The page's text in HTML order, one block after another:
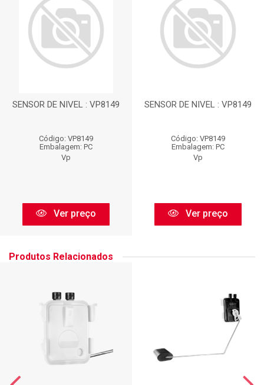
SENSOR DE NIVEL : VP8149
Código: VP8149
Embalagem: PC
Vp
Ver preço
SENSOR DE NIVEL : VP8149
Código: VP8149
Embalagem: PC
Vp
Ver preço
Produtos Relacionados